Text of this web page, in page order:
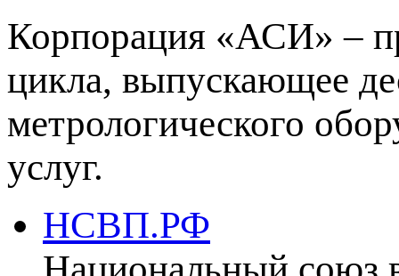
Корпорация «АСИ» –
цикла, выпускающее
метрологического
услуг.
НСВП.РФ